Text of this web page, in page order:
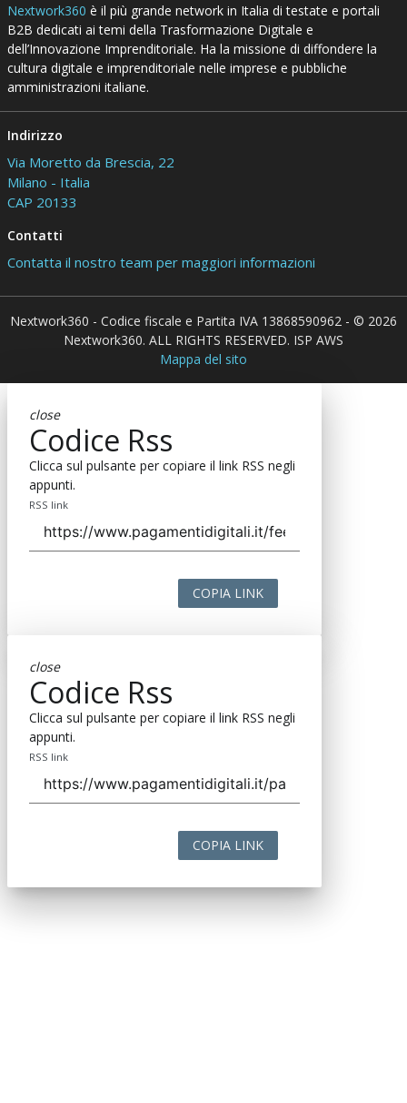
Nextwork360 è il più grande network in Italia di testate e portali
B2B dedicati ai temi della Trasformazione Digitale e
dell’Innovazione Imprenditoriale. Ha la missione di diffondere la
cultura digitale e imprenditoriale nelle imprese e pubbliche
amministrazioni italiane.
Indirizzo
Via Moretto da Brescia, 22
Milano - Italia
CAP 20133
Contatti
Contatta il nostro team per maggiori informazioni
Nextwork360 - Codice fiscale e Partita IVA 13868590962 - © 2026
Nextwork360. ALL RIGHTS RESERVED. ISP AWS
Mappa del sito
close
Codice Rss
Clicca sul pulsante per copiare il link RSS negli
appunti.
RSS link
COPIA LINK
close
Codice Rss
Clicca sul pulsante per copiare il link RSS negli
appunti.
RSS link
COPIA LINK